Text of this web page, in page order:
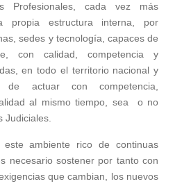
Profesionales, cada vez más
propia estructura interna, por
sedes y tecnología, capaces de
con calidad, competencia y
en todo el territorio nacional y
de actuar con competencia,
al mismo tiempo, sea o no
Judiciales.
ambiente rico de continuas
necesario sostener por tanto con
que cambian, los nuevos